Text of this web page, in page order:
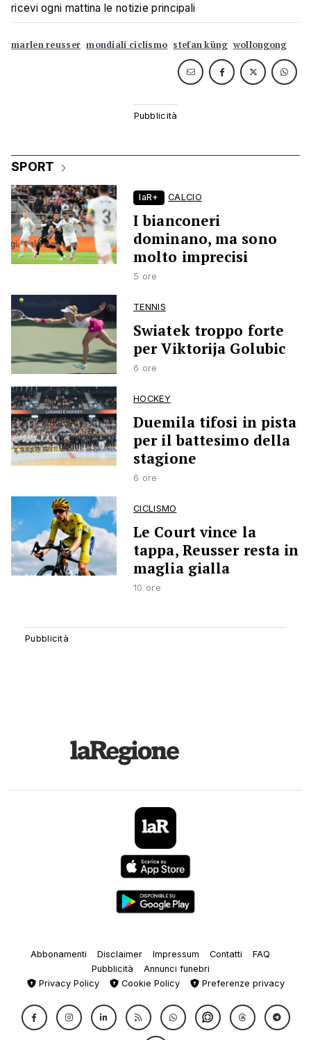
ricevi ogni mattina le notizie principali
marlen reusser mondiali ciclismo stefan küng wollongong
SPORT
laR+ CALCIO
I bianconeri
dominano, ma sono
molto imprecisi
5 ore
TENNIS
Swiatek troppo forte
per Viktorija Golubic
6 ore
HOCKEY
Duemila tifosi in pista
per il battesimo della
stagione
6 ore
CICLISMO
Le Court vince la
tappa, Reusser resta in
maglia gialla
10 ore
Abbonamenti Disclaimer Impressum Contatti
FAQ
Pubblicità
Annunci funebri
Privacy Policy
Cookie Policy Preferenze privacy